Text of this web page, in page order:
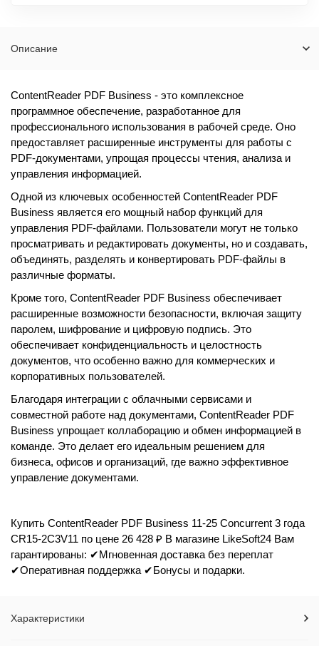
Описание
ContentReader PDF Business - это комплексное
программное обеспечение, разработанное для
профессионального использования в рабочей среде. Оно
предоставляет расширенные инструменты для работы с
PDF-документами, упрощая процессы чтения, анализа и
управления информацией.
Одной из ключевых особенностей ContentReader PDF
Business является его мощный набор функций для
управления PDF-файлами. Пользователи могут не только
просматривать и редактировать документы, но и создавать,
объединять, разделять и конвертировать PDF-файлы в
различные форматы.
Кроме того, ContentReader PDF Business обеспечивает
расширенные возможности безопасности, включая защиту
паролем, шифрование и цифровую подпись. Это
обеспечивает конфиденциальность и целостность
документов, что особенно важно для коммерческих и
корпоративных пользователей.
Благодаря интеграции с облачными сервисами и
совместной работе над документами, ContentReader PDF
Business упрощает коллаборацию и обмен информацией в
команде. Это делает его идеальным решением для
бизнеса, офисов и организаций, где важно эффективное
управление документами.
Купить ContentReader PDF Business 11-25 Concurrent 3 года
CR15-2C3V11 по цене 26 428 ₽ В магазине LikeSoft24 Вам
гарантированы: ✔Мгновенная доставка без переплат
✔Оперативная поддержка ✔Бонусы и подарки.
Характеристики